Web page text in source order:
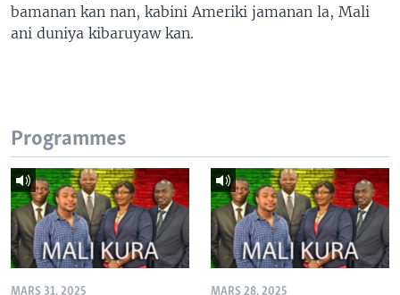
bamanan kan nan, kabini Ameriki jamanan la, Mali
ani duniya kibaruyaw kan.
Programmes
MARS 31, 2025 MARS 28, 2025